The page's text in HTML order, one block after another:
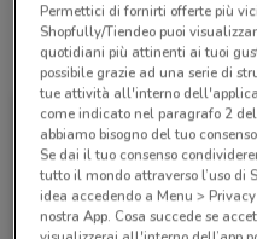
Tutte le promozioni di
Permettici di fornirti offerte più
Shopfully/Tiendeo puoi
quotidiani più attinenti ai tuoi
possibile grazie ad una serie di
tue attività all'interno
come indicato nel paragrafo 2
abbiamo bisogno del tuo
Se dai il tuo consenso
tutto il mondo attraverso l’uso di
idea accedendo a Menu >
nostra App. Cosa succede se